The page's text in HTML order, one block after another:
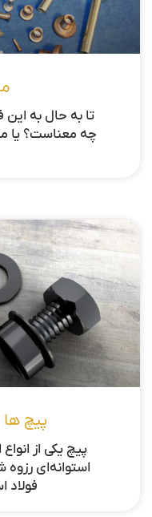
تا به حال به این
چه معناست؟ یا
پیچ ها
پیچ یکی از
استوانه‌ای